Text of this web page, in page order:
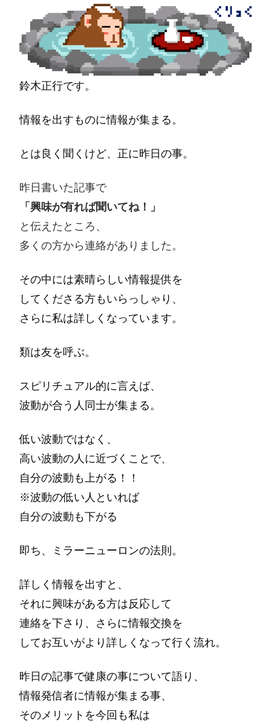
鈴木正行です。
情報を出すものに情報が集まる。
とは良く聞くけど、正に昨日の事。
昨日書いた記事で
「興味が有れば聞いてね！」
と伝えたところ、
多くの方から連絡がありました。
その中には素晴らしい情報提供を
してくださる方もいらっしゃり、
さらに私は詳しくなっています。
類は友を呼ぶ。
スピリチュアル的に言えば、
波動が合う人同士が集まる。
低い波動ではなく、
高い波動の人に近づくことで、
自分の波動も上がる！！
※波動の低い人といれば
自分の波動も下がる
即ち、ミラーニューロンの法則。
詳しく情報を出すと、
それに興味がある方は反応して
連絡を下さり、さらに情報交換を
してお互いがより詳しくなって行く流れ。
昨日の記事で健康の事について語り、
情報発信者に情報が集まる事、
そのメリットを今回も私は